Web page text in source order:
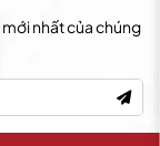
nhất của chúng